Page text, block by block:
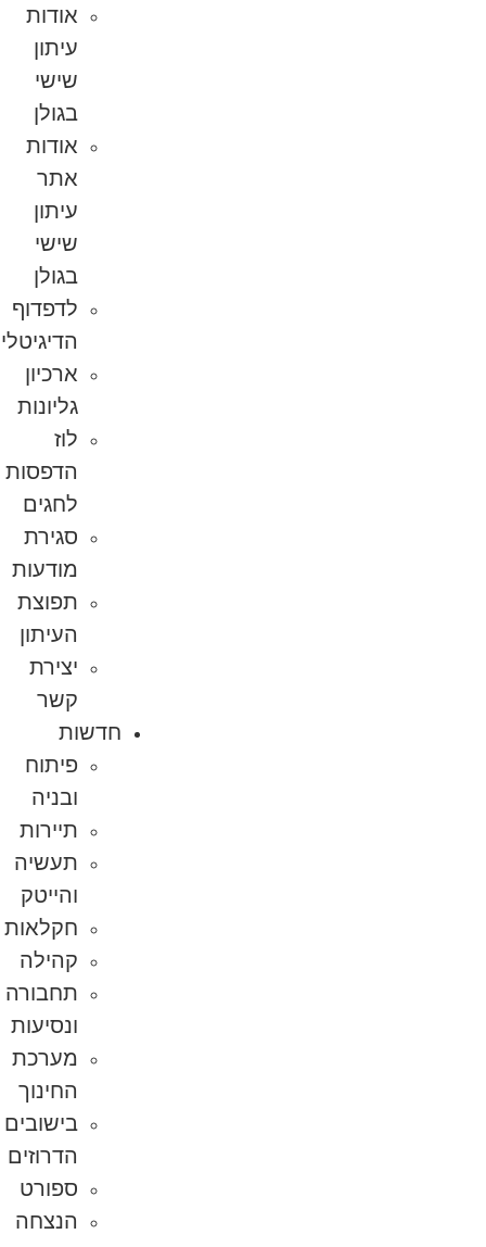
אודות
עיתון
שישי
בגולן
אודות
אתר
עיתון
שישי
בגולן
לדפדוף
הדיגיטלי
ארכיון
גליונות
לוז
הדפסות
לחגים
סגירת
מודעות
תפוצת
העיתון
יצירת
קשר
חדשות
פיתוח
ובניה
תיירות
תעשיה
והייטק
חקלאות
קהילה
תחבורה
ונסיעות
מערכת
החינוך
בישובים
הדרוזים
ספורט
הנצחה